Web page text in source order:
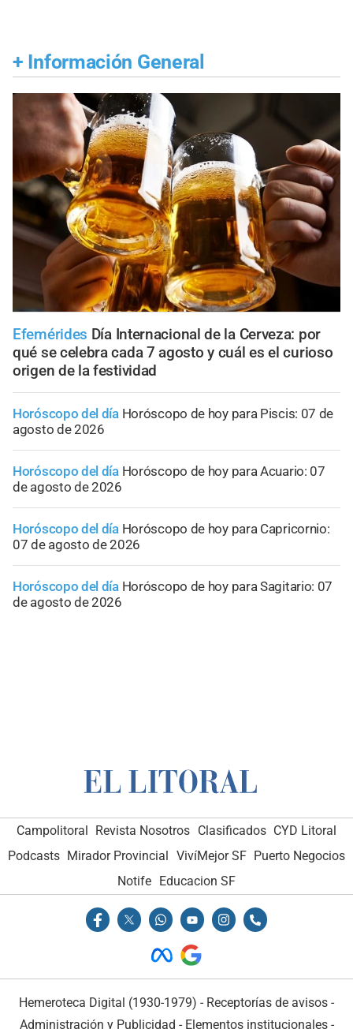
+ Información General
Efemérides Día Internacional de la Cerveza: por
qué se celebra cada 7 agosto y cuál es el curioso
origen de la festividad
Horóscopo del día Horóscopo de hoy para Piscis: 07 de
agosto de 2026
Horóscopo del día Horóscopo de hoy para Acuario: 07
de agosto de 2026
Horóscopo del día Horóscopo de hoy para Capricornio:
07 de agosto de 2026
Horóscopo del día Horóscopo de hoy para Sagitario: 07
de agosto de 2026
Campolitoral Revista Nosotros Clasificados CYD Litoral
Podcasts Mirador Provincial VivíMejor SF Puerto Negocios
Notife
Educacion SF
Hemeroteca Digital (1930-1979) - Receptorías de avisos -
Administración y Publicidad - Elementos institucionales-